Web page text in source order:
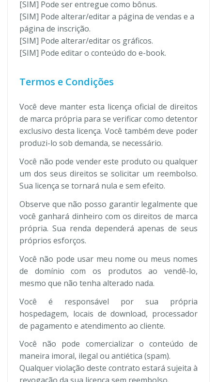
[SIM] Pode ser entregue como bônus.
[SIM] Pode alterar/editar a página de vendas e a
página de inscrição.
[SIM] Pode alterar/editar os gráficos.
[SIM] Pode editar o conteúdo do e-book.
Termos e Condições
Você deve manter esta licença oficial de direitos
de marca própria para se verificar como detentor
exclusivo desta licença. Você também deve poder
produzi-lo sob demanda, se necessário.
Você não pode vender este produto ou qualquer
um dos seus direitos se solicitar um reembolso.
Sua licença se tornará nula e sem efeito.
Observe que não posso garantir legalmente que
você ganhará dinheiro com os direitos de marca
própria. Sua renda dependerá apenas de seus
próprios esforços.
Você não pode usar meu nome ou meus nomes
de domínio com os produtos ao vendê-lo,
mesmo que não tenha alterado nada.
Você é responsável por sua própria
hospedagem, locais de download, processador
de pagamento e atendimento ao cliente.
Você não pode comercializar o conteúdo de
maneira imoral, ilegal ou antiética (spam).
Qualquer violação deste contrato estará sujeita à